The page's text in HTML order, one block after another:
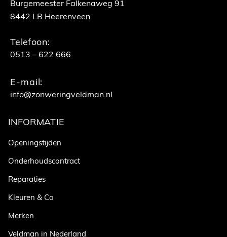
Burgemeester Falkenaweg 91
8442 LB Heerenveen
Telefoon:
0513 – 622 666
E-mail:
info@zonweringveldman.nl
INFORMATIE
Openingstijden
Onderhoudscontract
Reparaties
Kleuren & Co
Merken
Veldman in Nederland